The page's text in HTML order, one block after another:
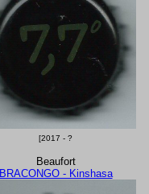
[2017 - ?
Beaufort
BRACONGO - Kinshasa